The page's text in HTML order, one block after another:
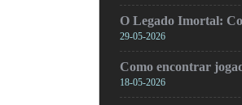
O Legado Imortal:
29-05-2026
Como encontrar
18-05-2026